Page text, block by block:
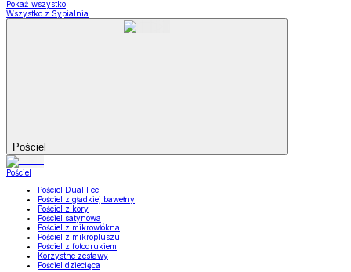
Pokaż wszystko
Wszystko z Sypialnia
Pościel
Pościel
Pościel Dual Feel
Pościel z gładkiej bawełny
Pościel z kory
Pościel satynowa
Pościel z mikrowłókna
Pościel z mikropluszu
Pościel z fotodrukiem
Korzystne zestawy
Pościel dziecięca